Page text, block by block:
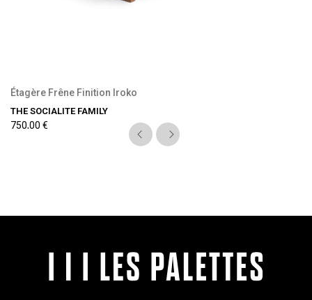
Étagère Frêne Finition Iroko
THE SOCIALITE FAMILY
750,00 €